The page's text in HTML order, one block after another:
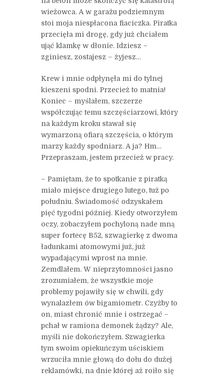
wieżowca. A w garażu podziemnym
stoi moja niespłacona fiaciczka. Piratka
przecięła mi drogę, gdy już chciałem
ująć klamkę w dłonie. Idziesz –
zginiesz, zostajesz – żyjesz…
Krew i mnie odpłynęła mi do tylnej
kieszeni spodni. Przecież to matnia!
Koniec – myślałem, szczerze
współczując temu szczęściarzowi, który
na każdym kroku stawał się
wymarzoną ofiarą szczęścia, o którym
marzy każdy spodniarz. A ja? Hm…
Przepraszam, jestem przecież w pracy.
– Pamiętam, że to spotkanie z piratką
miało miejsce drugiego lutego, tuż po
południu. Świadomość odzyskałem
pięć tygodni później. Kiedy otworzyłem
oczy, zobaczyłem pochyloną nade mną
super fortecę B52, szwagierkę z dwoma
ładunkami atomowymi już, już
wypadającymi wprost na mnie.
Zemdlałem. W nieprzytomności jasno
zrozumiałem, że wszystkie moje
problemy pojawiły się w chwili, gdy
wynalazłem ów bigamiometr. Czyżby to
on, miast chronić mnie i ostrzegać –
pchał w ramiona demonek żądzy? Ale,
myśli nie dokończyłem. Szwagierka
tym swoim opiekuńczym uściskiem
wrzuciła mnie głową do dołu do dużej
reklamówki, na dnie której aż roiło się